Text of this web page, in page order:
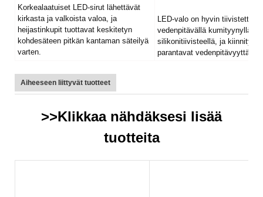
Korkealaatuiset LED-sirut lähettävät
kirkasta ja valkoista valoa, ja
heijastinkupit tuottavat keskitetyn
kohdesäteen pitkän kantaman säteilyä
varten.
LED-valo on hyvin tiivistetty
vedenpitävällä kumityynyllä ja
silikonitiivisteellä, ja
parantavat vedenpitävyyttä.
Aiheeseen liittyvät tuotteet
>>Klikkaa nähdäksesi lisää
tuotteita